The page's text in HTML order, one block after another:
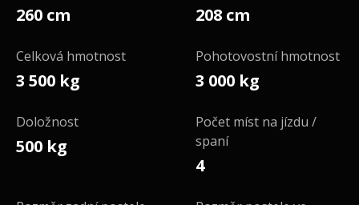
260 cm 208 cm
Celková hmotnost
3 500 kg
Pohotovostní hmotnost
3 000 kg
Doložnost
500 kg
Počet míst na jízdu /
spaní
4